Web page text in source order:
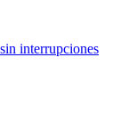
interrupciones